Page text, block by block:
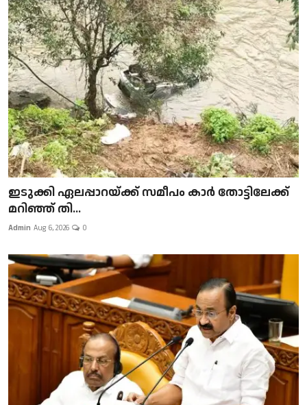
ഇടുക്കി ഏലപ്പാറയ്ക്ക് സമീപം കാർ തോട്ടിലേക്ക്
മറിഞ്ഞ് തി...
Admin Aug 6, 2026 0